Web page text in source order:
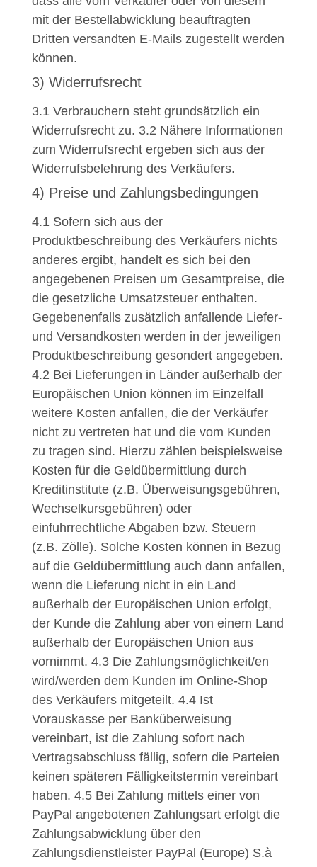
mit der Bestellabwicklung beauftragten
Dritten versandten E-Mails zugestellt werden
können.
3) Widerrufsrecht
3.1 Verbrauchern steht grundsätzlich ein
Widerrufsrecht zu. 3.2 Nähere Informationen
zum Widerrufsrecht ergeben sich aus der
Widerrufsbelehrung des Verkäufers.
4) Preise und Zahlungsbedingungen
4.1 Sofern sich aus der
Produktbeschreibung des Verkäufers nichts
anderes ergibt, handelt es sich bei den
angegebenen Preisen um Gesamtpreise, die
die gesetzliche Umsatzsteuer enthalten.
Gegebenenfalls zusätzlich anfallende Liefer-
und Versandkosten werden in der jeweiligen
Produktbeschreibung gesondert angegeben.
4.2 Bei Lieferungen in Länder außerhalb der
Europäischen Union können im Einzelfall
weitere Kosten anfallen, die der Verkäufer
nicht zu vertreten hat und die vom Kunden
zu tragen sind. Hierzu zählen beispielsweise
Kosten für die Geldübermittlung durch
Kreditinstitute (z.B. Überweisungsgebühren,
Wechselkursgebühren) oder
einfuhrrechtliche Abgaben bzw. Steuern
(z.B. Zölle). Solche Kosten können in Bezug
auf die Geldübermittlung auch dann anfallen,
wenn die Lieferung nicht in ein Land
außerhalb der Europäischen Union erfolgt,
der Kunde die Zahlung aber von einem Land
außerhalb der Europäischen Union aus
vornimmt. 4.3Die Zahlungsmöglichkeit/en
wird/werden dem Kunden im Online-Shop
des Verkäufers mitgeteilt. 4.4Ist
Vorauskasse per Banküberweisung
vereinbart, ist die Zahlung sofort nach
Vertragsabschluss fällig, sofern die Parteien
keinen späteren Fälligkeitstermin vereinbart
haben. 4.5Bei Zahlung mittels einer von
PayPal angebotenen Zahlungsart erfolgt die
Zahlungsabwicklung über den
Zahlungsdienstleister PayPal (Europe) S.à